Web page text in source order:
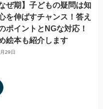
ぜ期】子どもの疑問は知
を伸ばすチャンス！答え
ポイントとNGな対応！
絵本も紹介します
29日